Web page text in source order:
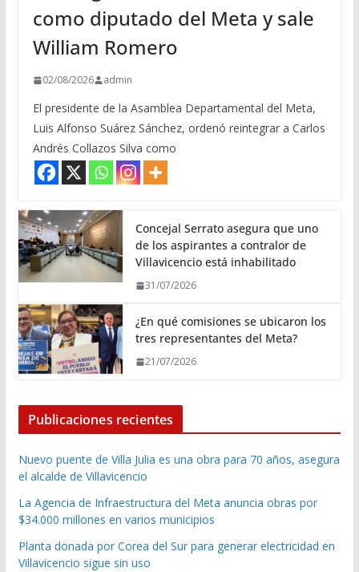
como diputado del Meta y sale
William Romero
02/08/2026 admin
El presidente de la Asamblea Departamental del Meta,
Luis Alfonso Suárez Sánchez, ordenó reintegrar a Carlos
Andrés Collazos Silva como
Concejal Serrato asegura que uno
de los aspirantes a contralor de
Villavicencio está inhabilitado
31/07/2026
¿En qué comisiones se ubicaron los
tres representantes del Meta?
21/07/2026
Publicaciones recientes
Nuevo puente de Villa Julia es una obra para 70 años, asegura
el alcalde de Villavicencio
La Agencia de Infraestructura del Meta anuncia obras por
$34.000 millones en varios municipios
Planta donada por Corea del Sur para generar electricidad en
Villavicencio sigue sin uso